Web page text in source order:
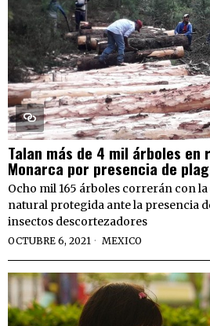
Talan más de 4 mil árboles en
Monarca por presencia de
Ocho mil 165 árboles correrán con
natural protegida ante la presencia
insectos descortezadores
OCTUBRE 6, 2021 MEXICO